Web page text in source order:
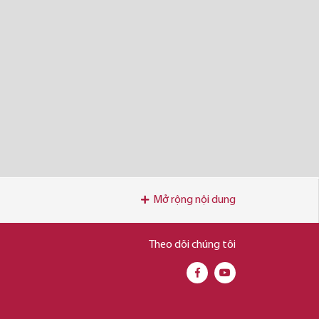
Mở rộng nội dung
Theo dõi chúng tôi